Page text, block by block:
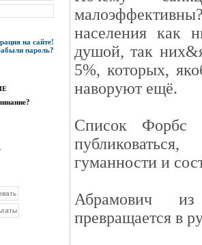
на сайте!
пароль?
населения как
душой, так
5%, которых,
наворуют ещё.
Список Форбс
гуманности и
Абрамович из
превращается в